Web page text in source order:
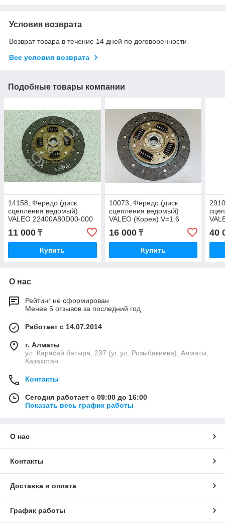
Условия возврата
Возврат товара в течение 14 дней по договоренности
Все условия возврата
Подобные товары компании
14158, Фередо (диск
сцепления ведомый)
VALEO 22400A80D00-000
11 000 ₸
Купить
10073, Фередо (диск
сцепления ведомый)
VALEO (Корея) V=1.6
41100-26200
16 000₸
Купить
40
О нас
Рейтинг не сформирован
Менее 5 отзывов за последний год
Работает с 14.07.2014
г. Алматы
ул. Карасай батыра, 237 (уг. ул. Розыбакиева), Алматы,
Казахстан
Контакты
Сегодня работает с 09:00 до 16:00
Показать весь график работы
О нас
Контакты
Доставка и оплата
График работы